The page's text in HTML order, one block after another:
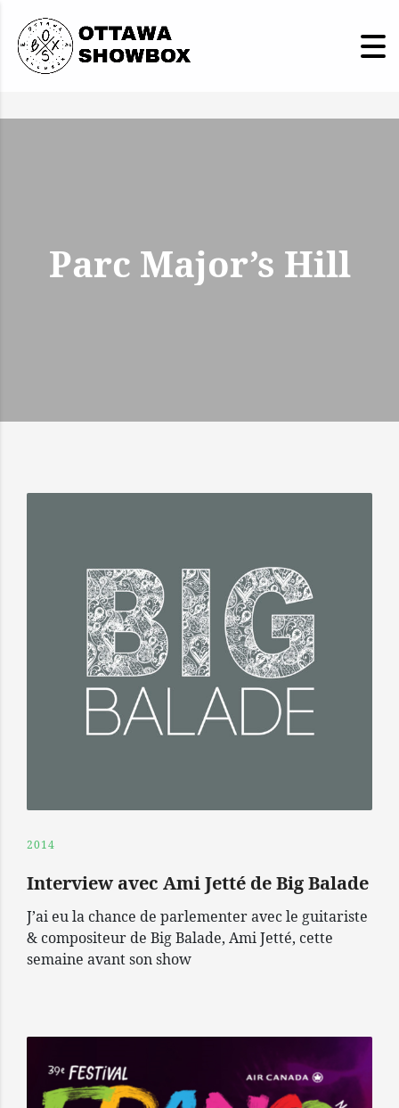
Parc Major’s Hill
2014
Interview avec Ami Jetté de Big Balade
J’ai eu la chance de parlementer avec le guitariste
& compositeur de Big Balade, Ami Jetté, cette
semaine avant son show